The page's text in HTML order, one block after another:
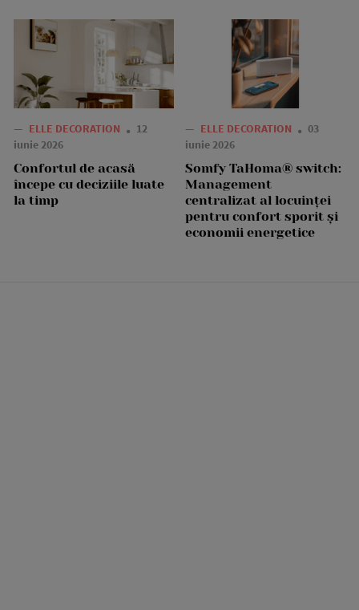
— ELLE DECORATION
12
iunie 2026
Confortul de acasă
începe cu deciziile luate
la timp
— ELLE DECORATION
03
iunie 2026
Somfy TaHoma® switch:
Management
centralizat al locuinței
pentru confort sporit și
economii energetice